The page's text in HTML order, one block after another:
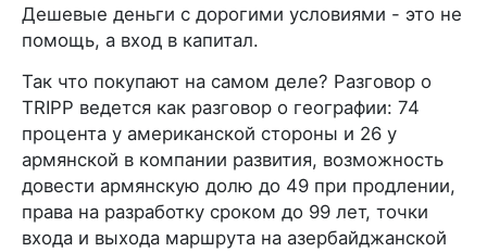
Дешевые деньги с дорогими условиями - это не
помощь, а вход в капитал.
Так что покупают на самом деле? Разговор о
TRIPP ведется как разговор о географии: 74
процента у американской стороны и 26 у
армянской в компании развития, возможность
довести армянскую долю до 49 при продлении,
права на разработку сроком до 99 лет, точки
входа и выхода маршрута на азербайджанской